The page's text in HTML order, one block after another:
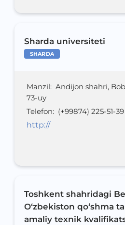
Sharda universiteti
SHARDA
Manzil: Andijon shahri,
73-uy
Telefon: (+99874) 225-51-39
http://
Toshkent shahridagi
O‘zbekiston qo‘shma
amaliy texnik